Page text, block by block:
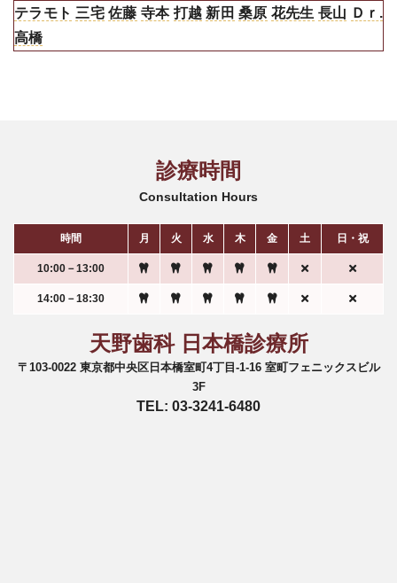
テラモト 三宅 佐藤 寺本 打越 新田 桑原 花先生 長山 Ｄｒ.
高橋
診療時間
Consultation Hours
時間 月 火 水 木 金 土 日・祝
10:00－13:00
14:00－18:30
天野歯科 日本橋診療所
〒103-0022 東京都中央区日本橋室町4丁目-1-16 室町フェニックスビル
3F
TEL: 03-3241-6480